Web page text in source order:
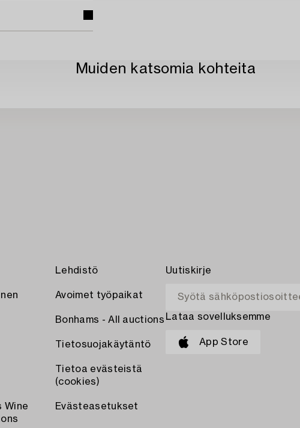
Muiden katsomia kohteita
Wine
Lehdistö
Avoimet työpaikat
Bonhams - All auctions
Tietosuojakäytäntö
Tietoa evästeistä
(cookies)
Evästeasetukset
Uutiskirje
Lataa sovelluksemme
App Store